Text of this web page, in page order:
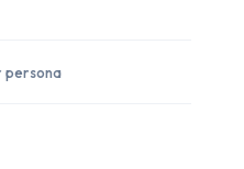
persona